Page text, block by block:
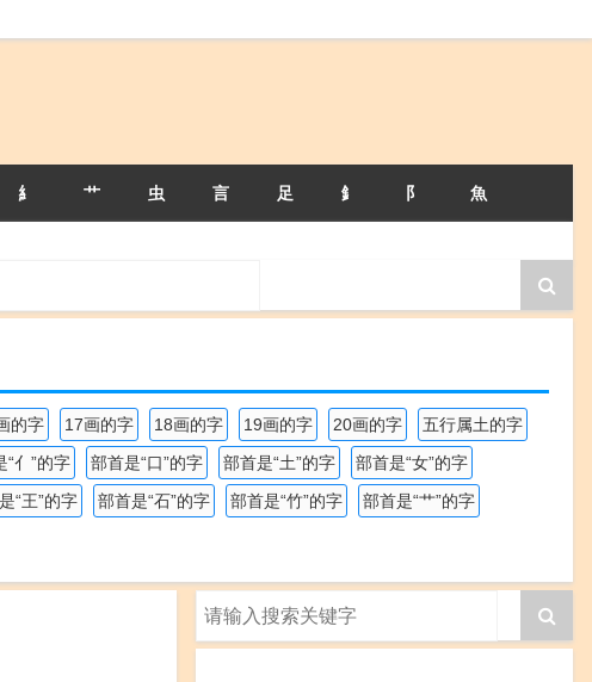
糹 艹 虫 言 足 釒 阝 魚
的字 17画的字 18画的字 19画的字 20画的字
五行属土的字
“亻”的字 部首是“口”的字 部首是“土”的字
部首是“女”的字
“王”的字 部首是“石”的字 部首是“竹”的字
部首是“艹”的字